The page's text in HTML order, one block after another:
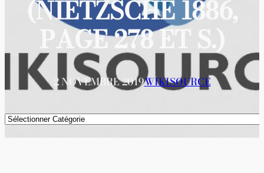
(NIETZSCHE 1886,
PAGE 278 ET S.)
2 NOVEMBRE 2019WIKISOURCE
Catégories